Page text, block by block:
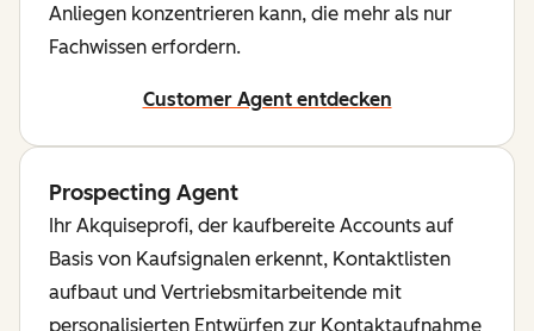
Anliegen konzentrieren kann, die mehr als nur
Fachwissen erfordern.
Customer Agent entdecken
Prospecting Agent
Ihr Akquiseprofi, der kaufbereite Accounts auf
Basis von Kaufsignalen erkennt, Kontaktlisten
aufbaut und Vertriebsmitarbeitende mit
personalisierten Entwürfen zur Kontaktaufnahme